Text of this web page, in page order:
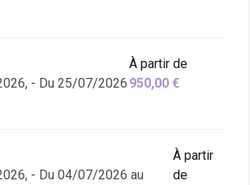
- Du 25/07/2026
À partir de
950,00 €
- Du 04/07/2026 au
À partir
de